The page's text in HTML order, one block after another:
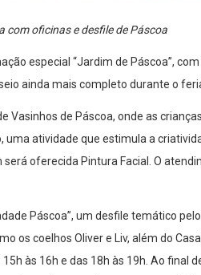
com oficinas e desfile de Páscoa
especial “Jardim de Páscoa”,
ainda mais completo durante o
Vasinhos de Páscoa, onde as
atividade que estimula a
oferecida Pintura Facial. O
Páscoa”, um desfile temático
os coelhos Oliver e Liv, além do
às 16h e das 18h às 19h. Ao final